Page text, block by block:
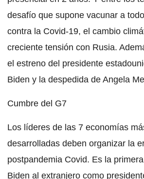
desafío que supone vacunar a
contra la Covid-19, el cambio
creciente tensión con Rusia.
el estreno del presidente
Biden y la despedida de Angela
Cumbre del G7
Los líderes de las 7 economías
desarrolladas deben organizar la
postpandemia Covid. Es la
Biden al extranjero como